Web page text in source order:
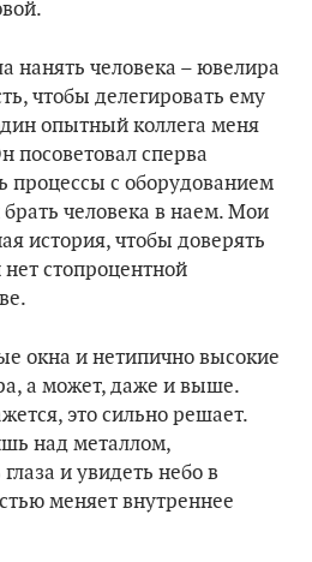
нанять человека – ювелира
чтобы делегировать ему
опытный коллега меня
посоветовал сперва
процессы с оборудованием
человека в наем. Мои
история, чтобы доверять
стопроцентной
окна и нетипично высокие
а может, даже и выше.
это сильно решает.
над металлом,
и увидеть небо в
меняет внутреннее